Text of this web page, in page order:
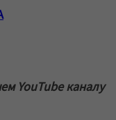
YouTube каналу